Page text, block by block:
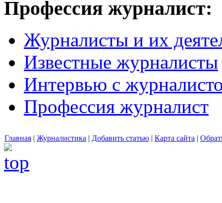
Профессия журналист:
Журналисты и их
Известные журналисты
Интервью с
Профессия журналист
Главная | Журналистика | Добавить статью | Карта сайта |